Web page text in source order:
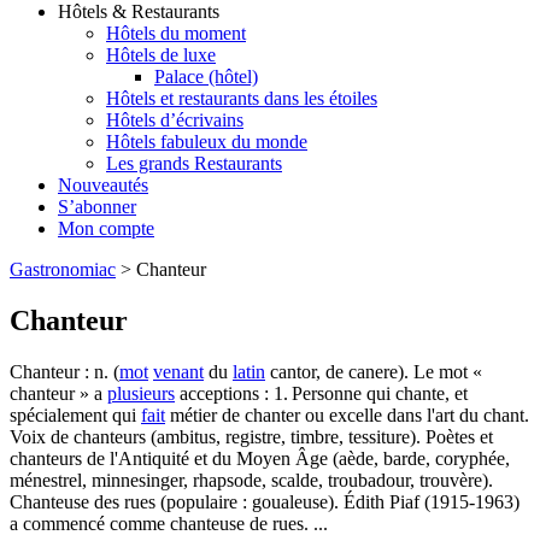
Hôtels & Restaurants
Hôtels du moment
Hôtels de luxe
Palace (hôtel)
Hôtels et restaurants dans les étoiles
Hôtels d’écrivains
Hôtels fabuleux du monde
Les grands Restaurants
Nouveautés
S’abonner
Mon compte
Gastronomiac > Chanteur
Chanteur
Chanteur : n. (mot venant du latin cantor, de canere). Le mot «
chanteur » a plusieurs acceptions : 1. Personne qui chante, et
spécialement qui fait métier de chanter ou excelle dans l'art du chant.
Voix de chanteurs (ambitus, registre, timbre, tessiture). Poètes et
chanteurs de l'Antiquité et du Moyen Âge (aède, barde, coryphée,
ménestrel, minnesinger, rhapsode, scalde, troubadour, trouvère).
Chanteuse des rues (populaire : goualeuse). Édith Piaf (1915-1963)
a commencé comme chanteuse de rues. ...